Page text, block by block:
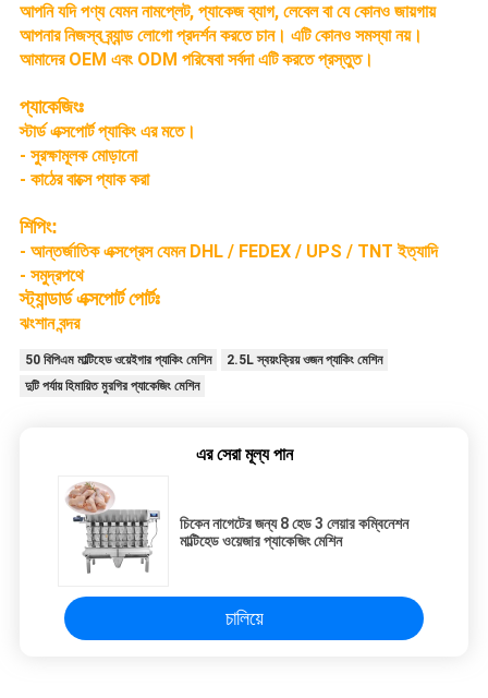
আপনি যদি পণ্য যেমন নামপ্লেট, প্যাকেজ ব্যাগ, লেবেল বা যে কোনও জায়গায়
আপনার নিজস্ব ব্র্যান্ড লোগো প্রদর্শন করতে চান। এটি কোনও সমস্যা নয়।
আমাদের OEM এবং ODM পরিষেবা সর্বদা এটি করতে প্রস্তুত।
প্যাকেজিংঃ
স্টার্ড এক্সপোর্ট প্যাকিং এর মতে।
- সুরক্ষামূলক মোড়ানো
- কাঠের বাক্সে প্যাক করা
শিপিং:
- আন্তর্জাতিক এক্সপ্রেস যেমন DHL / FEDEX / UPS / TNT ইত্যাদি
- সমুদ্রপথে
স্ট্যান্ডার্ড এক্সপোর্ট পোর্টঃ
ঝংশান বন্দর
50 বিপিএম মাল্টিহেড ওয়েইগার প্যাকিং মেশিন
2.5L স্বয়ংক্রিয় ওজন প্যাকিং মেশিন
দুটি পর্যায় হিমায়িত মুরগির প্যাকেজিং মেশিন
এর সেরা মূল্য পান
চিকেন নাগেটের জন্য 8 হেড 3 লেয়ার কম্বিনেশন
মাল্টিহেড ওয়েজার প্যাকেজিং মেশিন
চালিয়ে